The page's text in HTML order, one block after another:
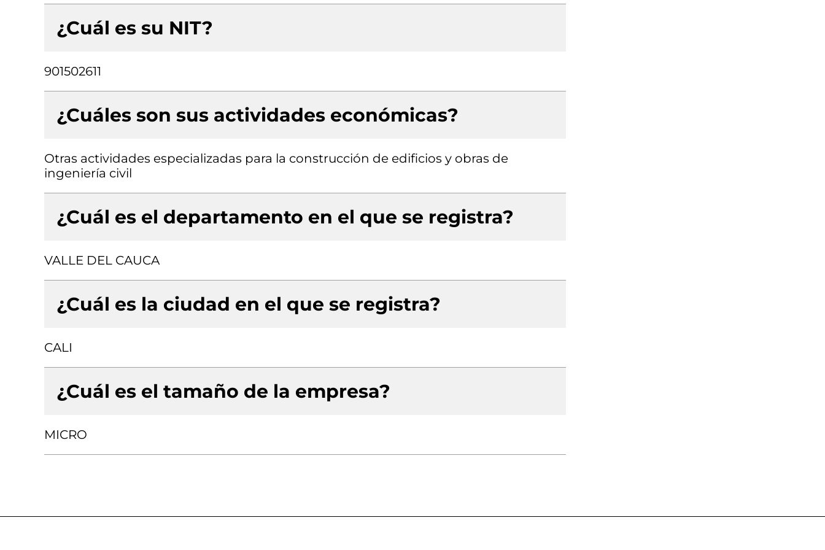
¿Cuál es su NIT?
901502611
¿Cuáles son sus actividades económicas?
Otras actividades especializadas para la construcción de edificios y obras de
ingeniería civil
¿Cuál es el departamento en el que se registra?
VALLE DEL CAUCA
¿Cuál es la ciudad en el que se registra?
CALI
¿Cuál es el tamaño de la empresa?
MICRO